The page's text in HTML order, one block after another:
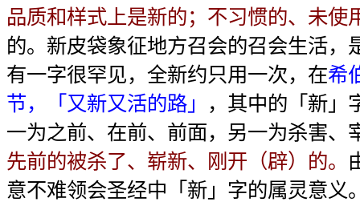
品质和样式上是新的；不习惯的、未使
的。新皮袋象征地方召会的召会生活，
有一字很罕见，全新约只用一次，在希
节，「又新又活的路」
，其中的「新」
一为之前、在前、前面，另一为杀害、
先前的被杀了、崭新、刚开（辟）的。
意不难领会圣经中「新」字的属灵意义